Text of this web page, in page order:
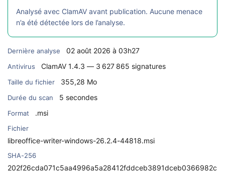
Analysé avec ClamAV avant publication. Aucune menace
n’a été détectée lors de l’analyse.
Dernière analyse 02 août 2026 à 03h27
Antivirus ClamAV 1.4.3 — 3 627 865 signatures
Taille du fichier 355,28 Mo
Durée du scan 5 secondes
Format .msi
Fichier
libreoffice-writer-windows-26.2.4-44818.msi
SHA-256
202f26cda071c5aa4996a5a28412fddceb3891dceb0366982c